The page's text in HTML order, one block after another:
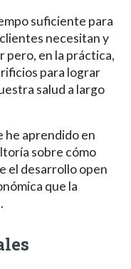
suficiente para
necesitan y
pero, en la práctica,
para lograr
salud a largo
he aprendido en
sobre cómo
el desarrollo open
que la